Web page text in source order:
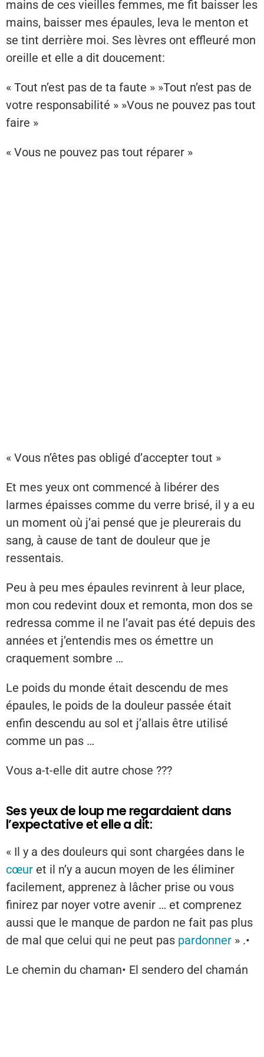
mains de ces vieilles femmes, me fit baisser les
mains, baisser mes épaules, leva le menton et
se tint derrière moi. Ses lèvres ont effleuré mon
oreille et elle a dit doucement:
« Tout n’est pas de ta faute » »Tout n’est pas de
votre responsabilité » »Vous ne pouvez pas tout
faire »
« Vous ne pouvez pas tout réparer »
« Vous n’êtes pas obligé d’accepter tout »
Et mes yeux ont commencé à libérer des
larmes épaisses comme du verre brisé, il y a eu
un moment où j’ai pensé que je pleurerais du
sang, à cause de tant de douleur que je
ressentais.
Peu à peu mes épaules revinrent à leur place,
mon cou redevint doux et remonta, mon dos se
redressa comme il ne l’avait pas été depuis des
années et j’entendis mes os émettre un
craquement sombre …
Le poids du monde était descendu de mes
épaules, le poids de la douleur passée était
enfin descendu au sol et j’allais être utilisé
comme un pas …
Vous a-t-elle dit autre chose ???
Ses yeux de loup me regardaient dans
l’expectative et elle a dit:
« Il y a des douleurs qui sont chargées dans le
cœur et il n’y a aucun moyen de les éliminer
facilement, apprenez à lâcher prise ou vous
finirez par noyer votre avenir … et comprenez
aussi que le manque de pardon ne fait pas plus
de mal que celui qui ne peut pas pardonner » .•
Le chemin du chaman• El sendero del chamán